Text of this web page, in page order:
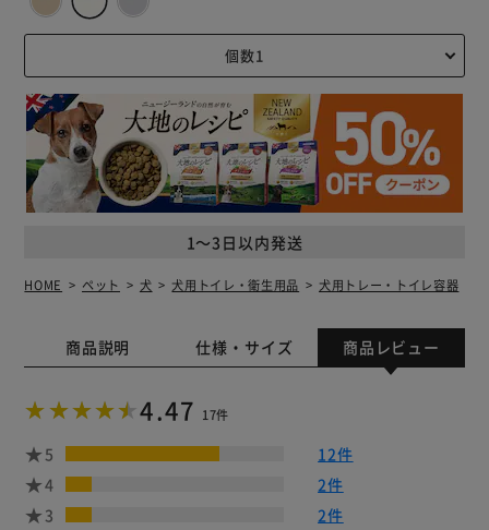
1～3日以内発送
HOME ペット 犬 犬用トイレ・衛生用品 犬用トレー・トイレ容器
商品説明 仕様・サイズ 商品レビュー
4.47 17件
5
12件
4
2件
3
2件